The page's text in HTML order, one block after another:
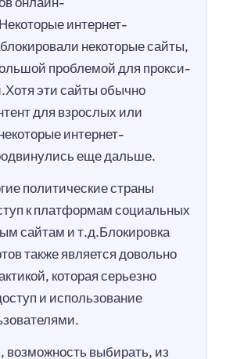
интернет-
некоторые сайты,
проблемой для прокси-
эти сайты обычно
для взрослых или
интернет-
еще дальше.
политические страны
к платформам социальных
сайтам и т.д.Блокировка
также является довольно
которая серьезно
и использование
возможность выбирать, из